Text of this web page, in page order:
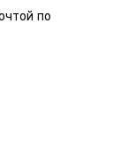
по